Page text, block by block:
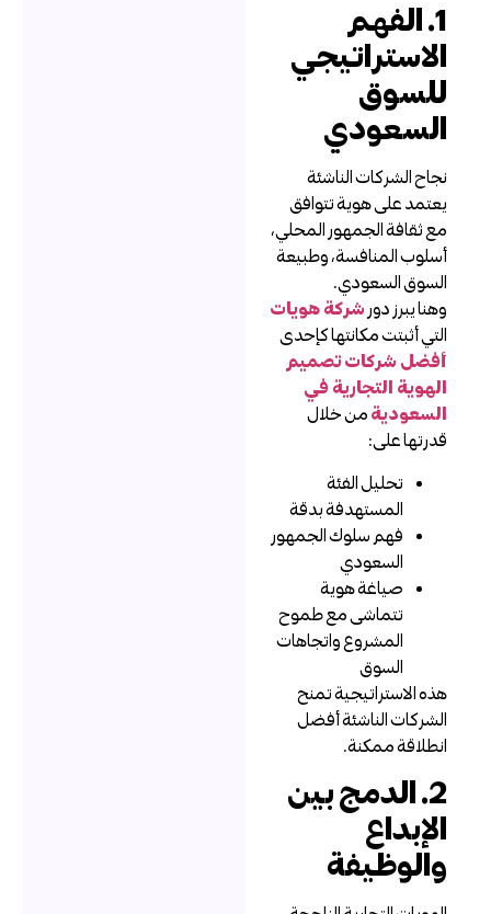
1. الفهم
الاستراتيجي
للسوق
السعودي
نجاح الشركات الناشئة
يعتمد على هوية تتوافق
مع ثقافة الجمهور المحلي،
أسلوب المنافسة، وطبيعة
السوق السعودي.
وهنا يبرز دورشركة هويات
التي أثبتت مكانتها كإحدى
أفضل شركات تصميم
الهوية التجارية في
السعوديةمن خلال
قدرتها على:
تحليل الفئة
المستهدفة بدقة
فهم سلوك الجمهور
السعودي
صياغة هوية
تتماشى مع طموح
المشروع واتجاهات
هذه الاستراتيجية تمنح
الشركات الناشئة أفضل
انطلاقة ممكنة.
2. الدمج بين
الإبداع
والوظيفة